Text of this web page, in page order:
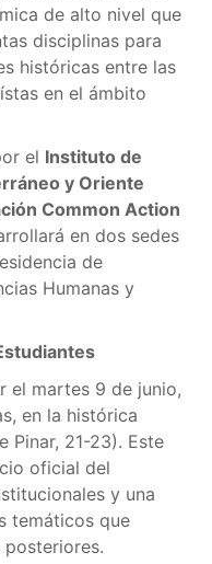
de alto nivel que
disciplinas para
históricas entre las
en el ámbito
el Instituto de
y Oriente
Common Action
en dos sedes
de
Humanas y
el martes 9 de junio,
en la histórica
Pinar, 21-23). Este
oficial del
y una
temáticos que